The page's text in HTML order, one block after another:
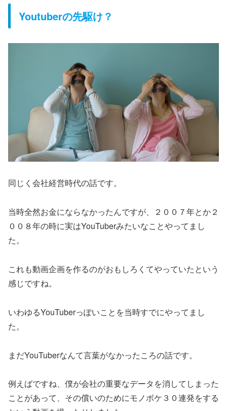
Youtuberの先駆け？
同じく会社経営時代の話です。
当時全然お金にならなかったんですが、２００７年とか２
００８年の時に実はYouTuberみたいなことやってまし
た。
これも動画企画を作るのがおもしろくてやっていたという
感じですね。
いわゆるYouTuberっぽいことを当時すでにやってまし
た。
まだYouTuberなんて言葉がなかったころの話です。
例えばですね、僕が会社の重要なデータを消してしまった
ことがあって、その償いのためにモノボケ３０連発をする